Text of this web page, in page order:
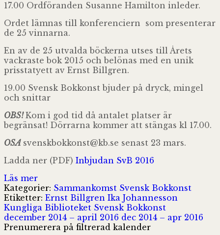
17.00 Ordföranden Susanne Hamilton inleder.
Ordet lämnas till konferenciern som presenterar
de 25 vinnarna.
En av de 25 utvalda böckerna utses till Årets
vackraste bok 2015 och belönas med en unik
prisstatyett av Ernst Billgren.
19.00 Svensk Bokkonst bjuder på dryck, mingel
och snittar
OBS!Kom i god tid då antalet platser är
begränsat! Dörrarna kommer att stängas kl 17.00.
OSA svenskbokkonst@kb.se senast 23 mars.
Ladda ner (PDF) Inbjudan SvB 2016
Läs mer
Kategorier: Sammankomst Svensk Bokkonst
Etiketter: Ernst Billgren Ika Johannesson
Kungliga Biblioteket Svensk Bokkonst
december 2014 – april 2016 dec 2014 – apr 2016
Prenumerera på filtrerad kalender